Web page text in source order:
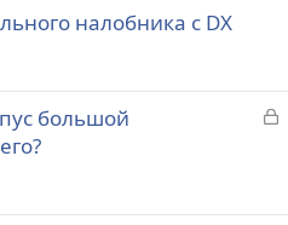
налобника с DX
З
большой